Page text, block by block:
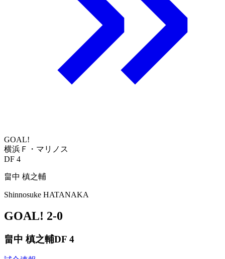
GOAL!
横浜Ｆ・マリノス
DF 4
畠中 槙之輔
Shinnosuke HATANAKA
GOAL! 2-0
畠中 槙之輔DF 4